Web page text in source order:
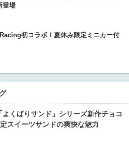
登場
初コラボ！夏休み限定ミニカー付
よくばりサンド」シリーズ新作チョコ
スイーツサンドの爽快な魅力